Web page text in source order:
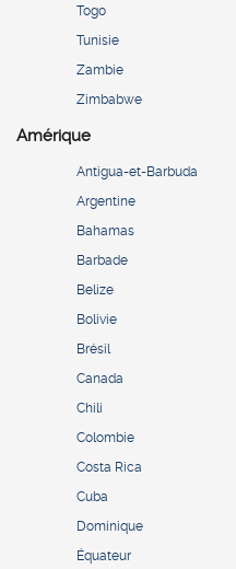
Togo
Tunisie
Zambie
Zimbabwe
Amérique
Antigua-et-Barbuda
Argentine
Bahamas
Barbade
Belize
Bolivie
Brésil
Canada
Chili
Colombie
Costa Rica
Cuba
Dominique
Équateur